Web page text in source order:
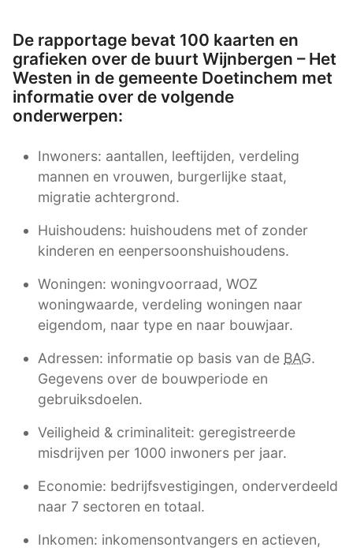
De rapportage bevat 100 kaarten en
grafieken over de buurt Wijnbergen – Het
Westen in de gemeente Doetinchem met
informatie over de volgende
onderwerpen:
Inwoners: aantallen, leeftijden, verdeling
mannen en vrouwen, burgerlijke staat,
migratie achtergrond.
Huishoudens: huishoudens met of zonder
kinderen en eenpersoonshuishoudens.
Woningen: woningvoorraad, WOZ
woningwaarde, verdeling woningen naar
eigendom, naar type en naar bouwjaar.
Adressen: informatie op basis van de BAG.
Gegevens over de bouwperiode en
gebruiksdoelen.
Veiligheid & criminaliteit: geregistreerde
misdrijven per 1000 inwoners per jaar.
Economie: bedrijfsvestigingen, onderverdeeld
naar 7 sectoren en totaal.
Inkomen: inkomensontvangers en actieven,